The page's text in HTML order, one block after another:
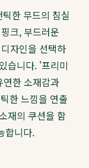
한 무드의 침실
크, 부드러운
자인을 선택하
습니다. '프리미
한 소재감과
한 느낌을 연출
재의 쿠션을 함
합니다.